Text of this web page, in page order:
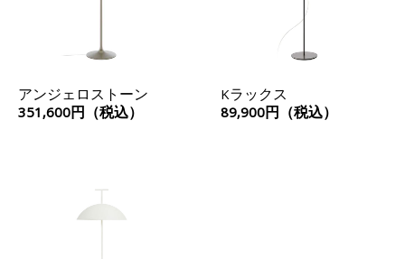
アンジェロストーン
351,600円（税込）
Kラックス
89,900円（税込）